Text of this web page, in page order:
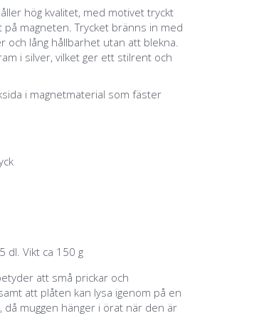
hög kvalitet, med motivet tryckt
magneten. Trycket bränns in med
och lång hållbarhet utan att blekna.
i silver, vilket ger ett stilrent och
i magnetmaterial som fäster
dl. Vikt ca 150 g
att små prickar och
att plåten kan lysa igenom på en
muggen hänger i örat när den är